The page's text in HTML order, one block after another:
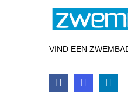
VIND EEN